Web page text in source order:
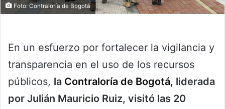
Foto: Contraloría de Bogotá
En un esfuerzo por fortalecer la vigilancia y
transparencia en el uso de los recursos
públicos, la Contraloría de Bogotá, liderada
por Julián Mauricio Ruiz, visitó las 20